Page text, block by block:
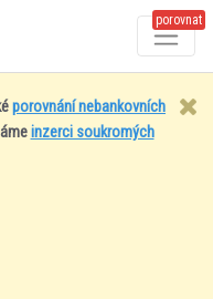
porovnat
porovnání nebankovních
inzerci soukromých